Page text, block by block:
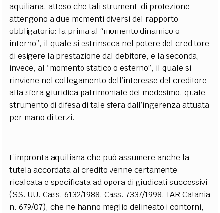
aquiliana, atteso che tali strumenti di protezione
attengono a due momenti diversi del rapporto
obbligatorio: la prima al “momento dinamico o
interno”, il quale si estrinseca nel potere del creditore
di esigere la prestazione dal debitore, e la seconda,
invece, al “momento statico o esterno”, il quale si
rinviene nel collegamento dell’interesse del creditore
alla sfera giuridica patrimoniale del medesimo, quale
strumento di difesa di tale sfera dall’ingerenza attuata
per mano di terzi.
L’impronta aquiliana che può assumere anche la
tutela accordata al credito venne certamente
ricalcata e specificata ad opera di giudicati successivi
(SS. UU. Cass. 6132/1988, Cass. 7337/1998, TAR Catania
n. 679/07), che ne hanno meglio delineato i contorni,